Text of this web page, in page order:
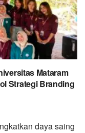
Mataram
Strategi Branding
daya saing